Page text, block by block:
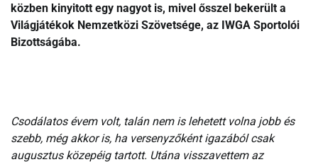
közben kinyitott egy nagyot is, mivel ősszel bekerült a
Világjátékok Nemzetközi Szövetsége, az IWGA Sportolói
Bizottságába.
Csodálatos évem volt, talán nem is lehetett volna jobb és
szebb, még akkor is, ha versenyzőként igazából csak
augusztus közepéig tartott. Utána visszavettem az